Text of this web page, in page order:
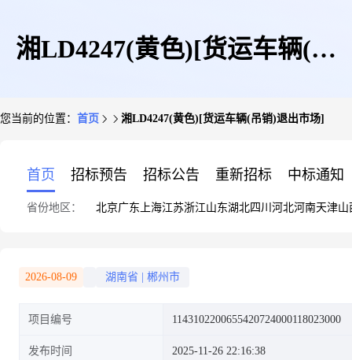
湘LD4247(黄色)[货运车辆(吊
您当前的位置： 首页 湘LD4247(黄色)[货运车辆(吊销)退出市场]
首页 招标预告 招标公告 重新招标 中标通知
省份地区： 北京广东 上海江苏浙江山东湖北四川 河北河南天津山
2026-08-09 湖南省 郴州市
项目编号 1143102200655420724000118023000
发布时间 2025-11-26 22:16:38